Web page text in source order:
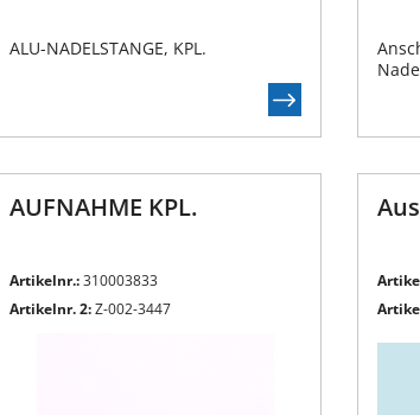
ALU-NADELSTANGE, KPL.
AUFNAHME KPL.
Artikelnr.:310003833
Artikelnr. 2:Z-002-3447